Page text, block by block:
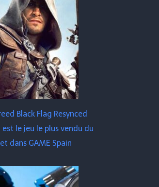
Black Flag Resynced
le jeu le plus vendu du
dans GAME Spain